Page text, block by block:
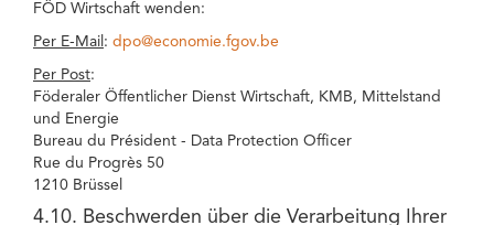
FÖD Wirtschaft wenden:
Per E-Mail : dpo@economie.fgov.be
Per Post:
Föderaler Öffentlicher Dienst Wirtschaft, KMB, Mittelstand
und Energie
Bureau du Président - Data Protection Officer
Rue du Progrès 50
1210 Brüssel
4.10. Beschwerden über die Verarbeitung Ihrer